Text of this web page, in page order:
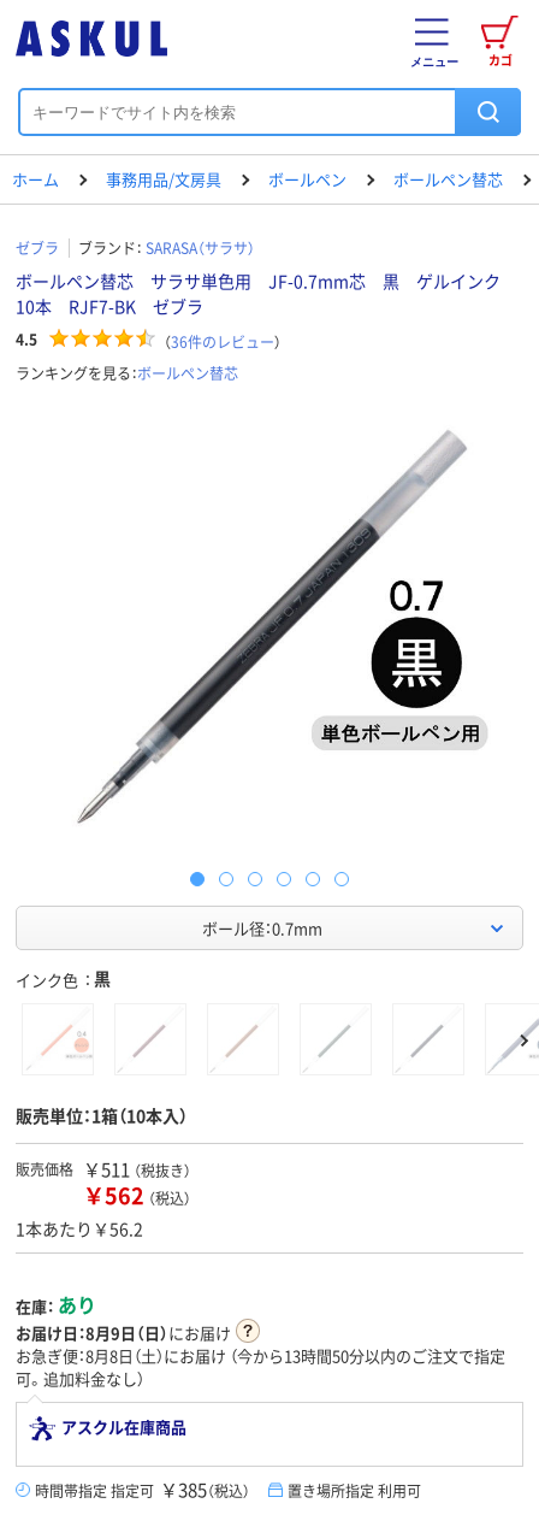
カゴ
メニュー
ホーム 事務用品/文房具 ボールペン ボールペン替芯
ゼブラ ブランド： SARASA（サラサ）
ボールペン替芯 サラサ単色用 JF-0.7mm芯 黒 ゲルインク
10本 RJF7-BK ゼブラ
4.5 （36件のレビュー）
ランキングを見る：ボールペン替芯
ボール径：0.7mm
インク色 黒
販売単位：1箱（10本入）
販売価格 ￥511 （税抜き）
￥562 （税込）
1本あたり￥56.2
在庫： あり
お届け日：8月9日（日）にお届け
お急ぎ便：8月8日（土）にお届け （今から13時間50分以内のご注文で指定
可。追加料金なし）
アスクル在庫商品
時間帯指定 指定可 ￥385（税込） 置き場所指定 利用可